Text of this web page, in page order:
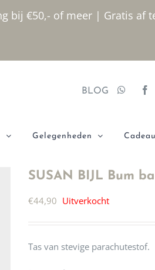
bij €50,- of meer | Gratis
BLOG
Gelegenheden
SUSAN BIJL Bum
€44,90 Uitverkocht
Tas van stevige parachutestof.